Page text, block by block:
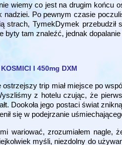
wiemy co jest na drugim końcu
nadziei. Po pewnym czasie
strach, TymekDymek przebudził
byty tam znaleźć, jednak
I 450mg DXM
ostrzejszy trip miał miejsce po
z hotelu czując, że
Dookoła jego postaci świat
się w podejrzanie
wariować, zrozumiałem nagle,
myśli, niezdolny do